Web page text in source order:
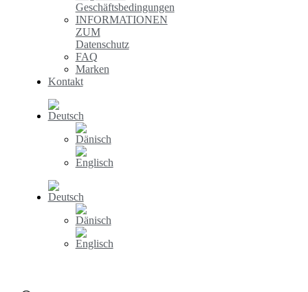
Geschäftsbedingungen
INFORMATIONEN
ZUM
Datenschutz
FAQ
Marken
Kontakt